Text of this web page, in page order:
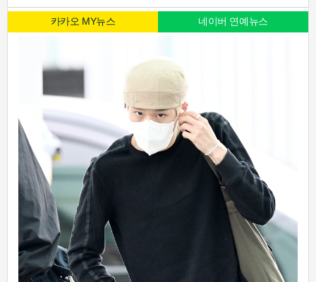
카카오 MY뉴스 네이버 연예뉴스